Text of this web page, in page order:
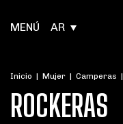
MENÚ AR
Inicio | Mujer | Camperas |
ROCKERAS